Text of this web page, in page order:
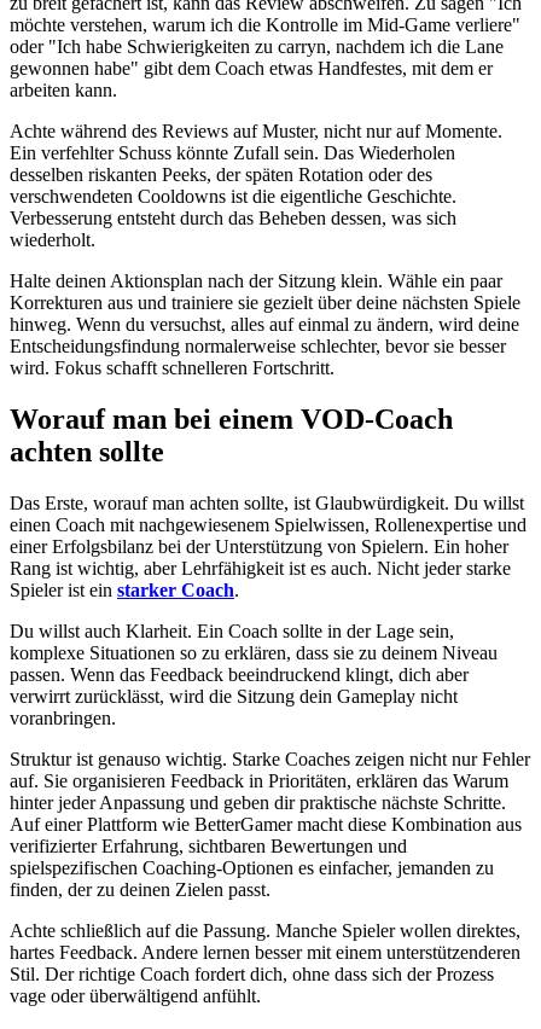
möchte verstehen, warum ich die Kontrolle im Mid-Game verliere"
oder "Ich habe Schwierigkeiten zu carryn, nachdem ich die Lane
gewonnen habe" gibt dem Coach etwas Handfestes, mit dem er
arbeiten kann.
Achte während des Reviews auf Muster, nicht nur auf Momente.
Ein verfehlter Schuss könnte Zufall sein. Das Wiederholen
desselben riskanten Peeks, der späten Rotation oder des
verschwendeten Cooldowns ist die eigentliche Geschichte.
Verbesserung entsteht durch das Beheben dessen, was sich
wiederholt.
Halte deinen Aktionsplan nach der Sitzung klein. Wähle ein paar
Korrekturen aus und trainiere sie gezielt über deine nächsten Spiele
hinweg. Wenn du versuchst, alles auf einmal zu ändern, wird deine
Entscheidungsfindung normalerweise schlechter, bevor sie besser
wird. Fokus schafft schnelleren Fortschritt.
Worauf man bei einem VOD-Coach
achten sollte
Das Erste, worauf man achten sollte, ist Glaubwürdigkeit. Du willst
einen Coach mit nachgewiesenem Spielwissen, Rollenexpertise und
einer Erfolgsbilanz bei der Unterstützung von Spielern. Ein hoher
Rang ist wichtig, aber Lehrfähigkeit ist es auch. Nicht jeder starke
Spieler ist ein starker Coach.
Du willst auch Klarheit. Ein Coach sollte in der Lage sein,
komplexe Situationen so zu erklären, dass sie zu deinem Niveau
passen. Wenn das Feedback beeindruckend klingt, dich aber
verwirrt zurücklässt, wird die Sitzung dein Gameplay nicht
voranbringen.
Struktur ist genauso wichtig. Starke Coaches zeigen nicht nur Fehler
auf. Sie organisieren Feedback in Prioritäten, erklären das Warum
hinter jeder Anpassung und geben dir praktische nächste Schritte.
Auf einer Plattform wie BetterGamer macht diese Kombination aus
verifizierter Erfahrung, sichtbaren Bewertungen und
spielspezifischen Coaching-Optionen es einfacher, jemanden zu
finden, der zu deinen Zielen passt.
Achte schließlich auf die Passung. Manche Spieler wollen direktes,
hartes Feedback. Andere lernen besser mit einem unterstützenderen
Stil. Der richtige Coach fordert dich, ohne dass sich der Prozess
vage oder überwältigend anfühlt.